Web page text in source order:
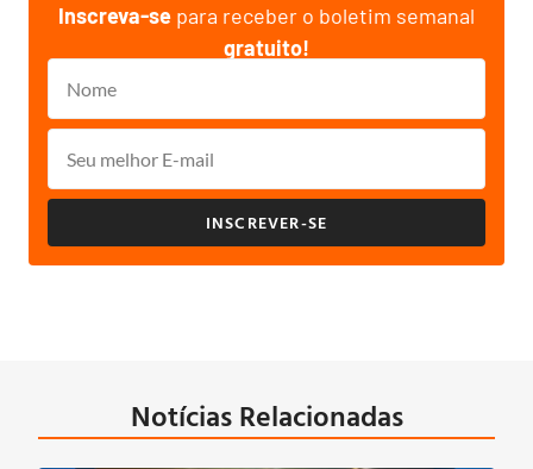
Inscreva-se para receber o boletim semanal
gratuito!
INSCREVER-SE
Notícias Relacionadas